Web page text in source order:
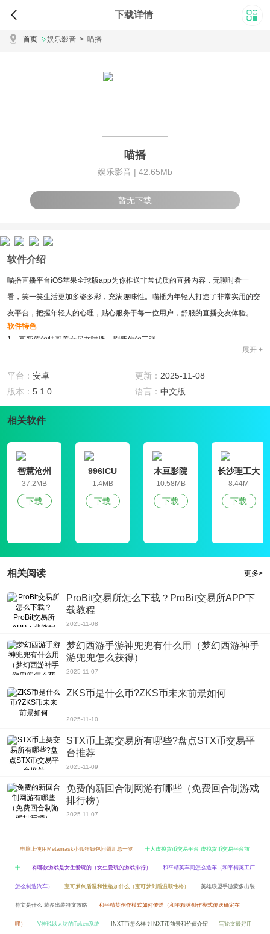
下载详情
首页 娱乐影音 > 喵播
喵播
娱乐影音 | 42.65Mb
暂无下载
软件介绍
喵播直播平台iOS苹果全球版app为你推送非常优质的直播内容，无聊时看一
看，笑一笑生活更加多姿多彩，充满趣味性。喵播为年轻人打造了非常实用的交
友平台，把握年轻人的心理，贴心服务于每一位用户，舒服的直播交友体验。
软件特色
1、高颜值的帅哥美女尽在喵播，刷新你的三观
3、喵播直播平台iOS苹果全球版app的各种才艺一应俱全，为用户呈现五彩缤纷
的效果
4、打开定位直播出你的精彩视频，结识身边的好友
软件亮点
2、喵播直播平台iOS苹果全球版app支持视频在线聊天互动，用颜值征服对方
4、关注喜欢的主播，开播不迷路
软件评测
喵播直播平台iOS苹果全球版app是一款非常火爆的直播交友软件，拥有全国海
槽评论互动，24小时不间断的提供精彩直播，打造个性的观看直播体验。可以融
入其中，体验各种潮流玩法，跟时代接轨。
展开 +
平台： 安卓 更新： 2025-11-08
版本： 5.1.0 语言： 中文版
相关软件
智慧沧州
37.2MB
下载
996ICU
1.4MB
下载
木豆影院
10.58MB
下载
长沙理工大
学就业信息
网学生信息
管理平台
8.44M
下载
相关阅读 更多>
ProBit交易所怎么下载？ProBit交易所APP下
载教程
2025-11-08
梦幻西游手游神兜兜有什么用（梦幻西游神手
游兜兜怎么获得）
2025-11-07
ZKS币是什么币?ZKS币未来前景如何
2025-11-10
STX币上架交易所有哪些?盘点STX币交易平
台推荐
2025-11-09
免费的新回合制网游有哪些（免费回合制游戏
排行榜）
2025-11-07
电脑上使用Metamask小狐狸钱包问题汇总一览 十大虚拟货币交易平台 虚拟货币交易平台前
十 有哪款游戏是女生爱玩的（女生爱玩的游戏排行） 和平精英车间怎么造车（和平精英工厂
怎么制造汽车） 宝可梦剑盾温和性格加什么（宝可梦剑盾温顺性格） 英雄联盟手游蒙多出装
符文是什么 蒙多出装符文攻略 和平精英创作模式如何传送（和平精英创作模式传送确定在
哪） V神说以太坊的Token系统 INXT币怎么样？INXT币前景和价值介绍 写论文最好用